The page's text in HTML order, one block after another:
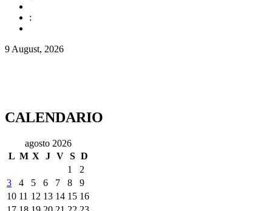
:
9 August, 2026
CALENDARIO
agosto 2026
L M X J V S D
1
2
3
4 5 6 7 8
9
10 11 12 13 14 15 16